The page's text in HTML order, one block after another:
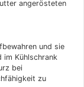
angerösteten
und sie
Kühlschrank
bei
zu